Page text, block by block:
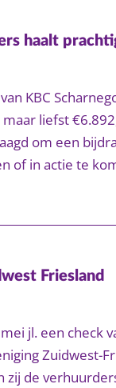
haalt
KBC
liefst
om een
of in actie te
Friesland
jl. een check
Zuidwest-
zij de